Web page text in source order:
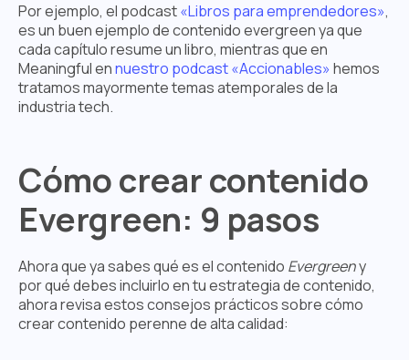
Por ejemplo, el podcast«Libros para emprendedores»,
es un buen ejemplo de contenido evergreen ya que
cada capítulo resume un libro, mientras que en
Meaningful ennuestro podcast «Accionables» hemos
tratamos mayormente temas atemporales de la
industria tech.
Cómo crear contenido
Evergreen: 9 pasos
Ahora que ya sabes qué es el contenido Evergreeny
por qué debes incluirlo en tu estrategia de contenido,
ahora revisa estos consejos prácticos sobre cómo
crear contenido perenne de alta calidad: